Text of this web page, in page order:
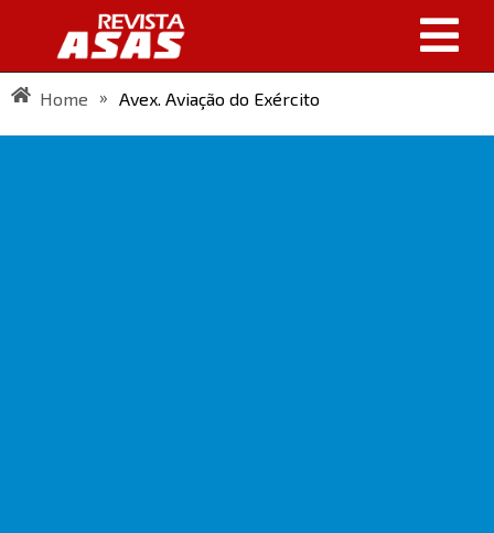
Home » Avex. Aviação do Exército